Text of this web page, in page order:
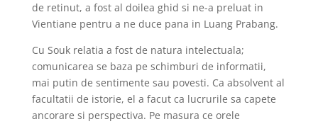
de retinut, a fost al doilea ghid si ne-a preluat in
Vientiane pentru a ne duce pana in Luang Prabang.
Cu Souk relatia a fost de natura intelectuala;
comunicarea se baza pe schimburi de informatii,
mai putin de sentimente sau povesti. Ca absolvent al
facultatii de istorie, el a facut ca lucrurile sa capete
ancorare si perspectiva. Pe masura ce orele